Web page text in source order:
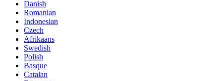
Danish
Romanian
Indonesian
Czech
Afrikaans
Swedish
Polish
Basque
Catalan